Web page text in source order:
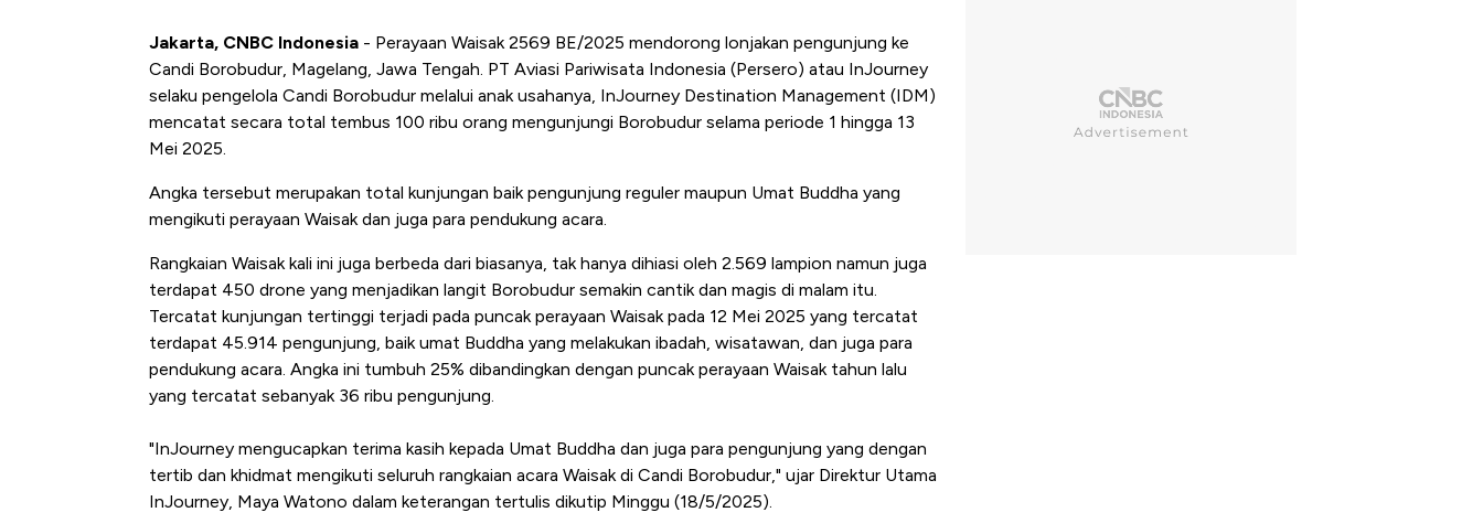
Jakarta, CNBC Indonesia - Perayaan Waisak 2569 BE/2025 mendorong lonjakan pengunjung ke
Candi Borobudur, Magelang, Jawa Tengah. PT Aviasi Pariwisata Indonesia (Persero) atau InJourney
selaku pengelola Candi Borobudur melalui anak usahanya, InJourney Destination Management (IDM)
mencatat secara total tembus 100 ribu orang mengunjungi Borobudur selama periode 1 hingga 13
Mei 2025.
Angka tersebut merupakan total kunjungan baik pengunjung reguler maupun Umat Buddha yang
mengikuti perayaan Waisak dan juga para pendukung acara.
Rangkaian Waisak kali ini juga berbeda dari biasanya, tak hanya dihiasi oleh 2.569 lampion namun juga
terdapat 450 drone yang menjadikan langit Borobudur semakin cantik dan magis di malam itu.
Tercatat kunjungan tertinggi terjadi pada puncak perayaan Waisak pada 12 Mei 2025 yang tercatat
terdapat 45.914 pengunjung, baik umat Buddha yang melakukan ibadah, wisatawan, dan juga para
pendukung acara. Angka ini tumbuh 25% dibandingkan dengan puncak perayaan Waisak tahun lalu
yang tercatat sebanyak 36 ribu pengunjung.
"InJourney mengucapkan terima kasih kepada Umat Buddha dan juga para pengunjung yang dengan
tertib dan khidmat mengikuti seluruh rangkaian acara Waisak di Candi Borobudur," ujar Direktur Utama
InJourney, Maya Watono dalam keterangan tertulis dikutip Minggu (18/5/2025).